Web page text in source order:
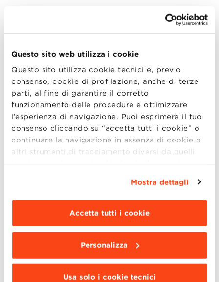
Questo sito web utilizza i cookie
Questo sito utilizza cookie tecnici e, previo
consenso, cookie di profilazione, anche di terze
parti, al fine di garantire il corretto
funzionamento delle procedure e ottimizzare
l’esperienza di navigazione. Puoi esprimere il tuo
consenso cliccando su “accetta tutti i cookie” o
continuare la navigazione in assenza di cookie o
altri strumenti di tracciamento diversi da quelli
tecnici semplicemente chiudendo il presente
Dettagli ”. Per
modificare le impostazioni di navigazione e
scegliere le funzionalità, le terze parti e i cookie
Mostra dettagli
Accetta tutti i cookie
Personalizza
Usa solo i cookie tecnici
Nella sua lunga carriera internazionale,
The Wake-Up Foundation, dedicata a
sensibilizzare sui pericoli che affliggono le
società occidentali ei loro valori attraverso
cinema, dibattiti e corsi scolastici.
Stati Uniti e Giappone, racconta le pesanti
minacce che gravano sull’Occidente e sui suoi
valori. Emmott esorta a resistere lasciando
aperte la mente e le frontiere.